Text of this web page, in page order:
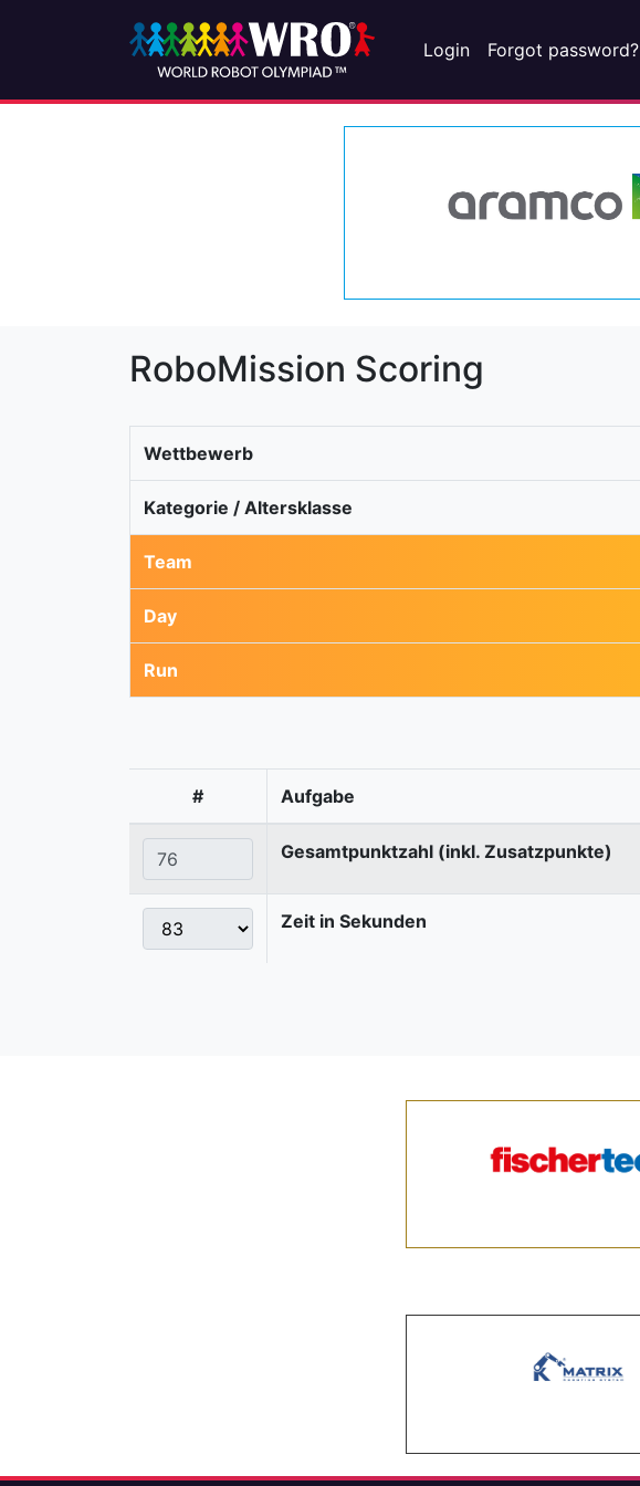
Login Forgot password?
RoboMission Scoring
Wettbewerb
Kategorie / Altersklasse
Team
Day
Run
# Aufgabe
Gesamtpunktzahl (inkl. Zusatzpunkte)
Zeit in Sekunden